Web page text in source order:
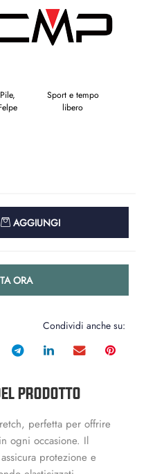
Pile,
Sport e tempo
libero
AGGIUNGI
ORA
Condividi anche su:
PRODOTTO
perfetta per offrire
ogni occasione. Il
protezione e